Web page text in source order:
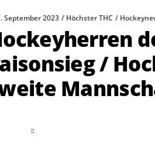
September 2023 Höchster THC
/